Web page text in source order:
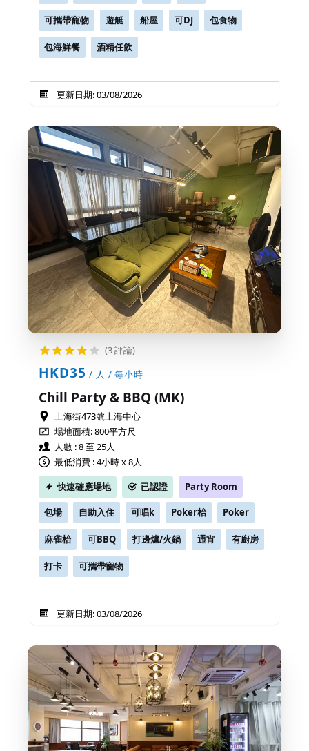
可攜帶寵物 遊艇 船屋 可DJ 包食物
包海鮮餐 酒精任飲
更新日期: 03/08/2026
(3 評論)
HKD35 / 人 / 每小時
Chill Party & BBQ (MK)
上海街473號上海中心
場地面積:800平方尺
人數 : 8 至 25人
最低消費 : 4小時 x 8人
快速確應場地
已認證 Party Room
包場 自助入住 可唱k Poker枱 Poker
麻雀枱 可BBQ 打邊爐/火鍋 通宵 有廚房
打卡 可攜帶寵物
更新日期: 03/08/2026